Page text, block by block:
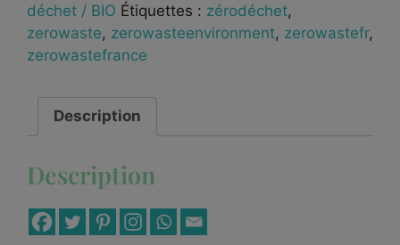
déchet / BIO Étiquettes : zérodéchet,
zerowaste, zerowasteenvironment, zerowastefr,
zerowastefrance
Description
Description